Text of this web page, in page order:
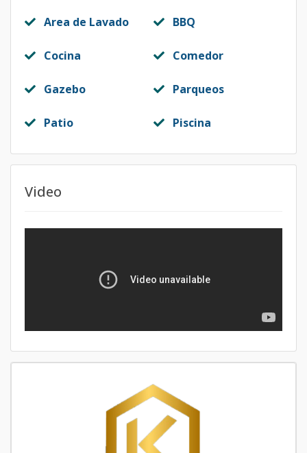
Area de Lavado BBQ
Cocina Comedor
Gazebo Parqueos
Patio Piscina
Video